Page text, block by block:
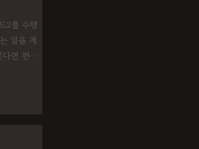
2를 수행
일을 계
면 편리
같이